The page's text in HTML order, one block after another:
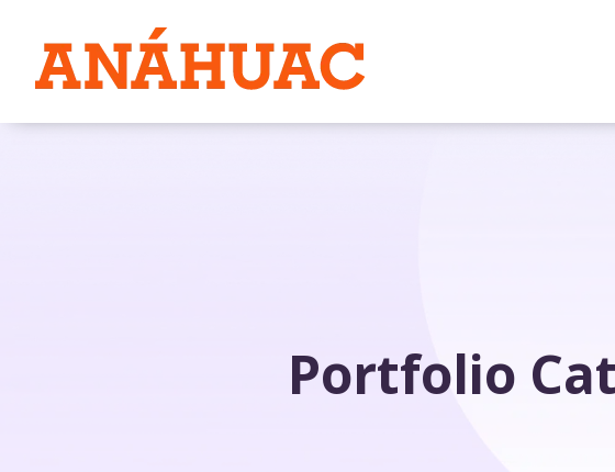
Portfolio